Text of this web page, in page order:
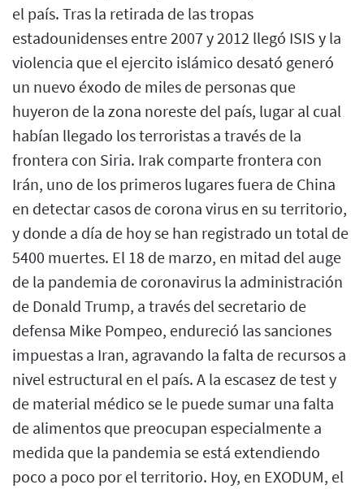
el país. Tras la retirada de las tropas
estadounidenses entre 2007 y 2012 llegó ISIS y la
violencia que el ejercito islámico desató generó
un nuevo éxodo de miles de personas que
huyeron de la zona noreste del país, lugar al cual
habían llegado los terroristas a través de la
frontera con Siria. Irak comparte frontera con
Irán, uno de los primeros lugares fuera de China
en detectar casos de corona virus en su territorio,
y donde a día de hoy se han registrado un total de
5400 muertes. El 18 de marzo, en mitad del auge
de la pandemia de coronavirus la administración
de Donald Trump, a través del secretario de
defensa Mike Pompeo, endureció las sanciones
impuestas a Iran, agravando la falta de recursos a
nivel estructural en el país. A la escasez de test y
de material médico se le puede sumar una falta
de alimentos que preocupan especialmente a
medida que la pandemia se está extendiendo
poco a poco por el territorio. Hoy, en EXODUM, el